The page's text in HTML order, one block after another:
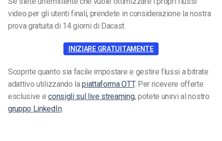
video per gli utenti finali, prendete in considerazione la nostra
prova gratuita di 14 giorni di Dacast.
INIZIARE GRATUITAMENTE
Scoprite quanto sia facile impostare e gestire flussi a bitrate
adattivo utilizzando lapiattaforma OTT. Per ricevere offerte
esclusive econsigli sul live streaming, potete unirvi al nostro
gruppo LinkedIn.